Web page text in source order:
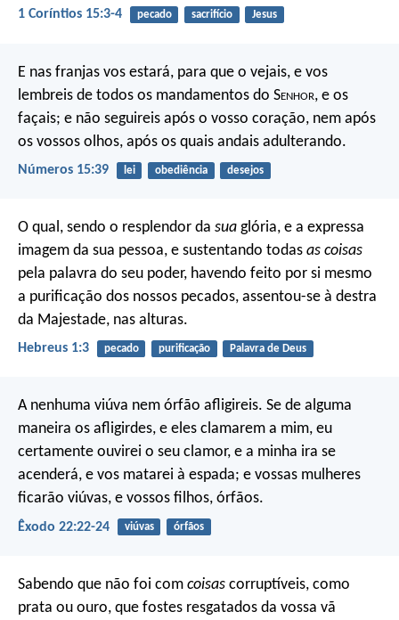
1 Coríntios 15:3-4 pecado sacrifício Jesus
E nas franjas vos estará, para que o vejais, e vos
lembreis de todos os mandamentos do Senhor, e os
façais; e não seguireis após o vosso coração, nem após
os vossos olhos, após os quais andais adulterando.
Números 15:39 lei obediência desejos
O qual, sendo o resplendor da sua glória, e a expressa
imagem da sua pessoa, e sustentando todas as coisas
pela palavra do seu poder, havendo feito por si mesmo
a purificação dos nossos pecados, assentou-se à destra
da Majestade, nas alturas.
Hebreus 1:3 pecado purificação Palavra de Deus
A nenhuma viúva nem órfão afligireis. Se de alguma
maneira os afligirdes, e eles clamarem a mim, eu
certamente ouvirei o seu clamor, e a minha ira se
acenderá, e vos matarei à espada; e vossas mulheres
ficarão viúvas, e vossos filhos, órfãos.
Êxodo 22:22-24 viúvas órfãos
Sabendo que não foi com coisas corruptíveis, como
prata ou ouro, que fostes resgatados da vossa vã